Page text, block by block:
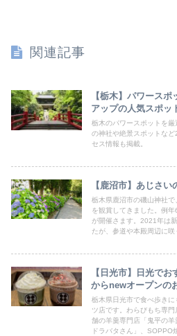
関連記事
【栃木】パワース
アップの人気スポッ
栃木のパワースポットを
の神社や絶景スポットな
セス情報も掲載。
【鹿沼市】あじさ
栃木県鹿沼市の磯山神社
を観賞してきました。例
が開催さます。2021年は
たが、参道や本殿周辺に咲
【日光市】日光で
からnewオープンの
栃木県日光市で食べ歩き
ツ店です。わらびもち専
舗の羊羹専門店「鬼平の
ドラバタさん」、SOPPO